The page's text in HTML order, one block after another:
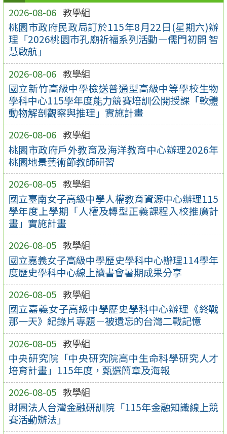
2026-08-06 教學組
桃園市政府民政局訂於115年8月22日(星期六)辦
理「2026桃園市孔廟祈福系列活動—儒門初開 智
慧啟航」
2026-08-06 教學組
國立新竹高級中學檢送普通型高級中等學校生物
學科中心115學年度能力競賽培訓公開授課「軟體
動物解剖觀察與推理」實施計畫
2026-08-06 教學組
桃園市政府戶外教育及海洋教育中心辦理2026年
桃園地景藝術節教師研習
2026-08-05 教學組
國立臺南女子高級中學人權教育資源中心辦理115
學年度上學期「人權及轉型正義課程入校推廣計
畫」實施計畫
2026-08-05 教學組
國立嘉義女子高級中學歷史學科中心辦理114學年
度歷史學科中心線上讀書會暑期成果分享
2026-08-05 教學組
國立嘉義女子高級中學歷史學科中心辦理《終戰
那一天》紀錄片專題－被遺忘的台灣二戰記憶
2026-08-05 教學組
中央研究院「中央研究院高中生命科學研究人才
培育計畫」115年度，甄選簡章及海報
2026-08-05 教學組
財團法人台灣金融研訓院「115年金融知識線上競
賽活動辦法」